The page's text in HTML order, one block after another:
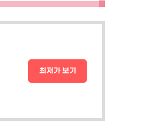
최저가 보기